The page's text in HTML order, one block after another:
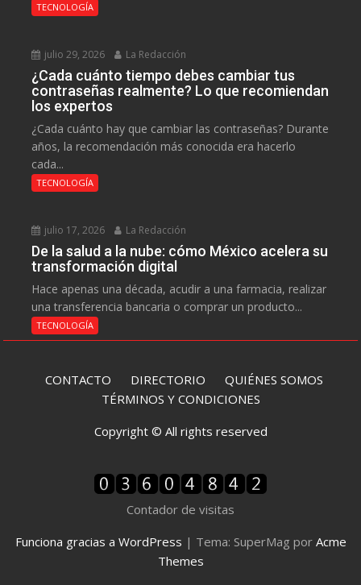
TECNOLOGÍA
julio 29, 2026 La Redacción
¿Cada cuánto tiempo debes cambiar tus
contraseñas realmente? Lo que recomiendan
los expertos
¿Cada cuánto hay que cambiar las contraseñas? Durante
años, la recomendación más conocida era hacerlo
cada...
TECNOLOGÍA
julio 17, 2026 La Redacción
De la salud a la nube: cómo México acelera su
transformación digital
Hace apenas una década, acudir a una farmacia, realizar
una transferencia bancaria o comprar un producto...
TECNOLOGÍA
CONTACTO DIRECTORIO QUIÉNES SOMOS
TÉRMINOS Y CONDICIONES
Copyright © All rights reserved
Contador de visitas
Funciona gracias a WordPress | Tema: SuperMag por Acme
Themes